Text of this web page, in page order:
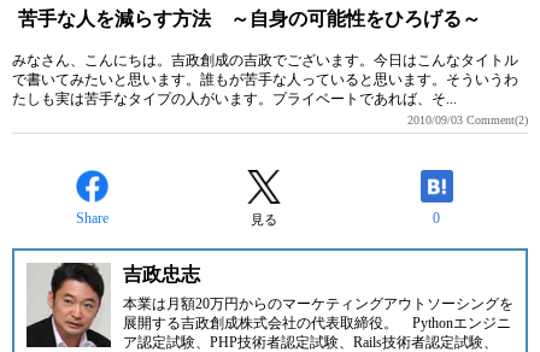
苦手な人を減らす方法 ～自身の可能性をひろげる～
みなさん、こんにちは。吉政創成の吉政でございます。今日はこんなタイトル
で書いてみたいと思います。誰もが苦手な人っていると思います。そういうわ
たしも実は苦手なタイプの人がいます。プライベートであれば、そ...
2010/09/03 Comment(2)
Share 見る 0
吉政忠志
本業は月額20万円からのマーケティングアウトソーシングを
展開する吉政創成株式会社の代表取締役。
Pythonエンジニ
ア認定試験、PHP技術者認定試験、Rails技術者認定試験、